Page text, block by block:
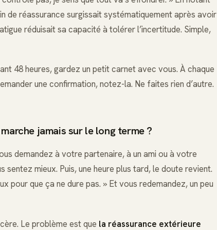
de réassurance surgissait systématiquement après avoir
réduisait sa capacité à tolérer l’incertitude. Simple,
48 heures, gardez un petit carnet avec vous. À chaque
une confirmation, notez-la. Ne faites rien d’autre.
jamais sur le long terme ?
demandez à votre partenaire, à un ami ou à votre
mieux. Puis, une heure plus tard, le doute revient.
pour que ça ne dure pas. » Et vous redemandez, un peu
Le problème est que la réassurance extérieure